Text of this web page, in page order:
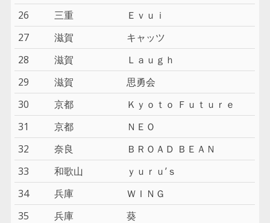
26
三重
Ｅｖｕｉ
27
滋賀
キャッツ
28
滋賀
Ｌａｕｇｈ
29
滋賀
思勇会
30
京都
Ｋｙｏｔｏ Ｆｕｔｕｒｅ
31
京都
ＮＥＯ
32
奈良
ＢＲＯＡＤ ＢＥＡＮ
33
和歌山
ｙｕｒｕ’ｓ
34
兵庫
ＷＩＮＧ
35
兵庫 葵